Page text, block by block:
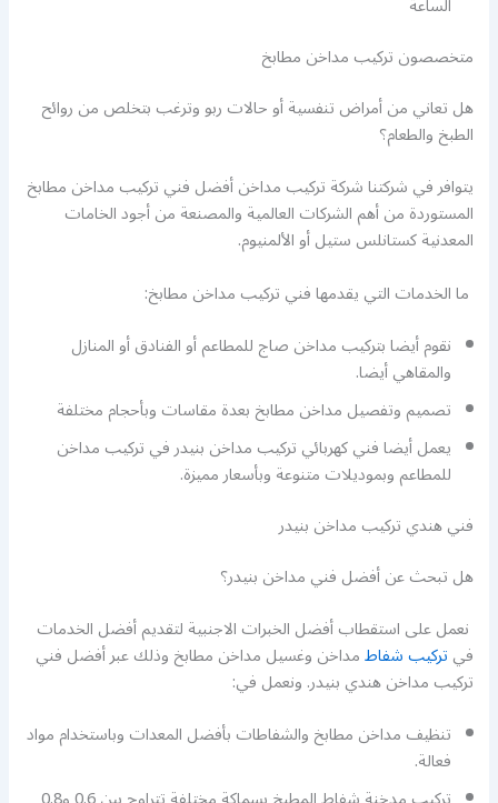
متخصصون تركيب مداخن مطابخ
هل تعاني من أمراض تنفسية أو حالات ربو وترغب بتخلص من روائح
الطبخ والطعام؟
يتوافر في شركتنا شركة تركيب مداخن أفضل فني تركيب مداخن مطابخ
المستوردة من أهم الشركات العالمية والمصنعة من أجود الخامات
المعدنية كستانلس ستيل أو الألمنيوم.
ما الخدمات التي يقدمها فني تركيب مداخن مطابخ:
نقوم أيضا بتركيب مداخن صاج للمطاعم أو الفنادق أو المنازل
والمقاهي أيضا.
تصميم وتفصيل مداخن مطابخ بعدة مقاسات وبأحجام مختلفة
يعمل أيضا فني كهربائي تركيب مداخن بنيدر في تركيب مداخن
للمطاعم وبموديلات متنوعة وبأسعار مميزة.
فني هندي تركيب مداخن بنيدر
هل تبحث عن أفضل فني مداخن بنيدر؟
نعمل على استقطاب أفضل الخبرات الاجنبية لتقديم أفضل الخدمات
فيتركيب شفاطمداخن وغسيل مداخن مطابخ وذلك عبر أفضل فني
تركيب مداخن هندي بنيدر. ونعمل في:
تنظيف مداخن مطابخ والشفاطات بأفضل المعدات وباستخدام مواد
فعالة.